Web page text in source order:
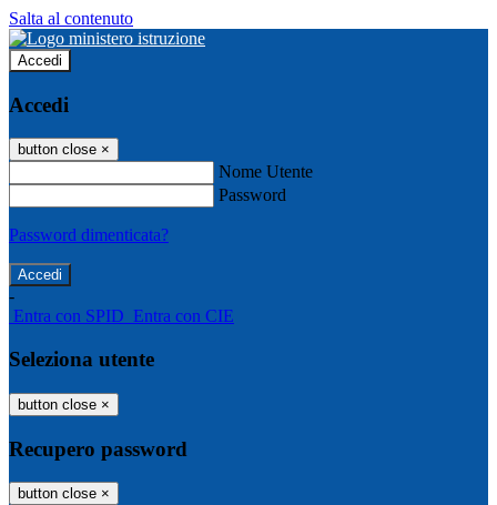
Salta al contenuto
Accedi
Accedi
button close ×
Nome Utente
Password
Password dimenticata?
-
Entra con SPID Entra con CIE
Seleziona utente
button close ×
Recupero password
button close ×